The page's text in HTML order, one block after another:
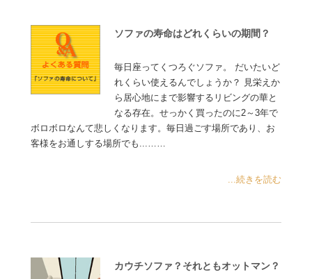
ソファの寿命はどれくらいの期間？
毎日座ってくつろぐソファ。 だいたいど
れくらい使えるんでしょうか？ 見栄えか
ら居心地にまで影響するリビングの華と
なる存在。せっかく買ったのに2～3年で
ボロボロなんて悲しくなります。毎日過ごす場所であり、お
客様をお通しする場所でも...……
...続きを読む
カウチソファ？それともオットマン？